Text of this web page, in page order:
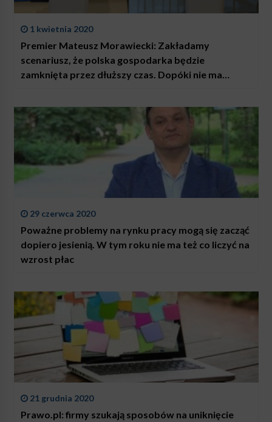
1 kwietnia 2020
Premier Mateusz Morawiecki: Zakładamy
scenariusz, że polska gospodarka będzie
zamknięta przez dłuższy czas. Dopóki nie ma
29 czerwca 2020
Poważne problemy na rynku pracy mogą się zacząć
dopiero jesienią. W tym roku nie ma też co liczyć na
wzrost płac
21 grudnia 2020
Prawo.pl: firmy szukają sposobów na uniknięcie